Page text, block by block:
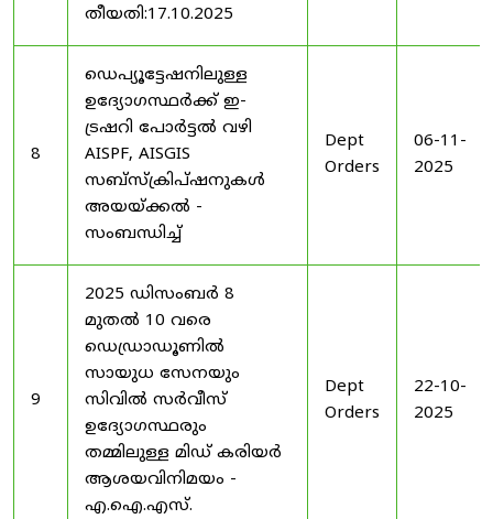
തീയതി:17.10.2025
8
ഡെപ്യൂട്ടേഷനിലുള്ള
ഉദ്യോഗസ്ഥർക്ക് ഇ-
ട്രഷറി പോർട്ടൽ വഴി
AISPF, AISGIS
സബ്‌സ്‌ക്രിപ്‌ഷനുകൾ
അയയ്ക്കൽ -
സംബന്ധിച്ച്
Dept
Orders
06-11-
2025
9
2025 ഡിസംബർ 8
മുതൽ 10 വരെ
ഡെഡ്രാഡൂണിൽ
സായുധ സേനയും
സിവിൽ സർവീസ്
ഉദ്യോഗസ്ഥരും
തമ്മിലുള്ള മിഡ് കരിയർ
ആശയവിനിമയം -
എ.ഐ.എസ്.
Dept
Orders
22-10-
2025